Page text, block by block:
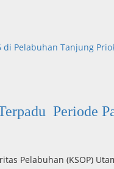
Pelabuhan Tanjung
Periode
Pelabuhan (KSOP)